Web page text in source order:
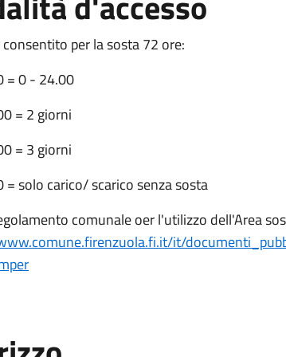
per la sosta 72 ore:
= 0 - 24.00
= 2 giorni
= 3 giorni
= solo carico/ scarico senza sosta
comunale oer l'utilizzo dell'Area
it/